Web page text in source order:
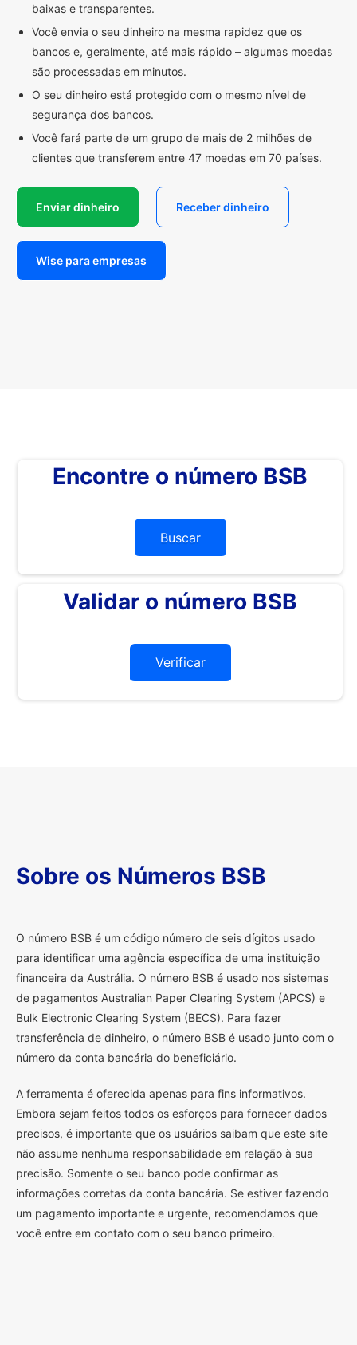
baixas e transparentes.
Você envia o seu dinheiro na mesma rapidez que os
bancos e, geralmente, até mais rápido – algumas moedas
são processadas em minutos.
O seu dinheiro está protegido com o mesmo nível de
segurança dos bancos.
Você fará parte de um grupo de mais de 2 milhões de
clientes que transferem entre 47 moedas em 70 países.
Enviar dinheiro Receber dinheiro
Wise para empresas
Encontre o número BSB
Buscar
Validar o número BSB
Verificar
Sobre os Números BSB
O número BSB é um código número de seis dígitos usado
para identificar uma agência específica de uma instituição
financeira da Austrália. O número BSB é usado nos sistemas
de pagamentos Australian Paper Clearing System (APCS) e
Bulk Electronic Clearing System (BECS). Para fazer
transferência de dinheiro, o número BSB é usado junto com o
número da conta bancária do beneficiário.
A ferramenta é oferecida apenas para fins informativos.
Embora sejam feitos todos os esforços para fornecer dados
precisos, é importante que os usuários saibam que este site
não assume nenhuma responsabilidade em relação à sua
precisão. Somente o seu banco pode confirmar as
informações corretas da conta bancária. Se estiver fazendo
um pagamento importante e urgente, recomendamos que
você entre em contato com o seu banco primeiro.